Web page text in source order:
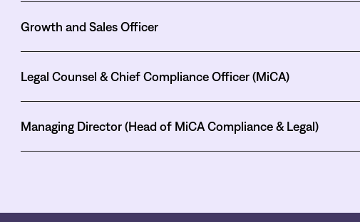
Growth and Sales Officer
Legal Counsel & Chief Compliance Officer (MiCA)
Managing Director (Head of MiCA Compliance & Legal)